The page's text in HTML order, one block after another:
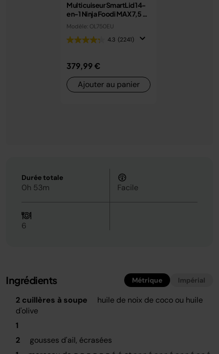
Multicuiseur SmartLid 14-
en-1 Ninja Foodi MAX 7,5 L
avec couvercle intelligent
OL750EU
Modèle: OL750EU
4.3 (2241)
379,99 €
Ajouter au panier
Durée totale
0h 53m Facile
6
Ingrédients Métrique Impérial
2 cuillères à soupe
huile de noix de coco ou huile
d'olive
1
2
gousses d'ail, écrasées